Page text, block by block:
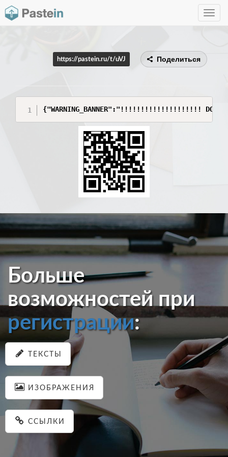
Toggle
https://pastein.ru/t/uVJ Поделиться
{"WARNING_BANNER":"!!!!!!!!!!!!!!!!!!!! DO NOT
Больше
возможностей при
регистрации:
ТЕКСТЫ
ИЗОБРАЖЕНИЯ
ССЫЛКИ